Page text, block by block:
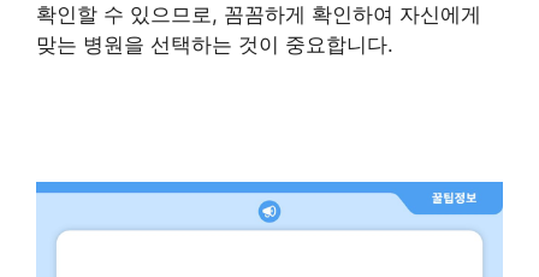
확인할 수 있으므로, 꼼꼼하게 확인하여 자신에게
맞는 병원을 선택하는 것이 중요합니다.